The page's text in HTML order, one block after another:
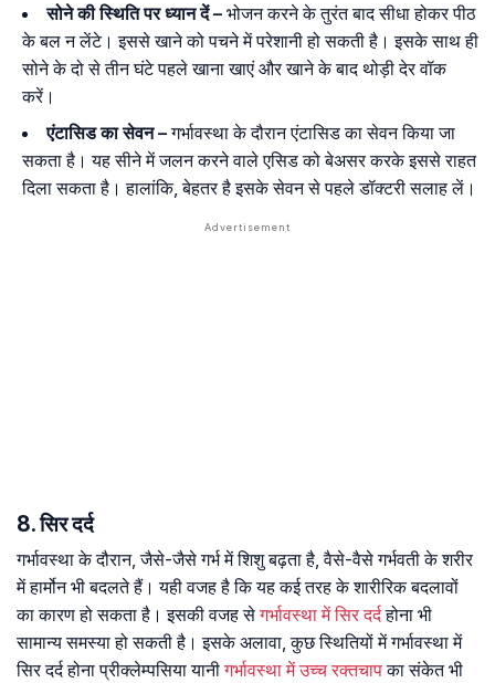
सोने की स्थिति पर ध्यान दें – भोजन करने के तुरंत बाद सीधा होकर पीठ
के बल न लेंटे। इससे खाने को पचने में परेशानी हो सकती है। इसके साथ ही
सोने के दो से तीन घंटे पहले खाना खाएं और खाने के बाद थोड़ी देर वॉक
करें।
एंटासिड का सेवन –गर्भावस्था के दौरान एंटासिड का सेवन किया जा
सकता है। यह सीने में जलन करने वाले एसिड को बेअसर करके इससे राहत
दिला सकता है। हालांकि, बेहतर है इसके सेवन से पहले डॉक्टरी सलाह लें।
8. सिर दर्द
गर्भावस्था के दौरान, जैसे-जैसे गर्भ में शिशु बढ़ता है, वैसे-वैसे गर्भवती के शरीर
में हार्मोन भी बदलते हैं। यही वजह है कि यह कई तरह के शारीरिक बदलावों
का कारण हो सकता है। इसकी वजह सेगर्भावस्था में सिर दर्दहोना भी
सामान्य समस्या हो सकती है। इसके अलावा, कुछ स्थितियों में गर्भावस्था में
सिर दर्द होना प्रीक्लेम्पसिया यानीगर्भावस्था में उच्च रक्तचापका संकेत भी